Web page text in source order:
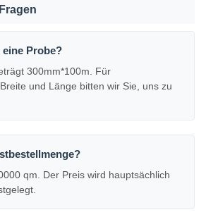
Probe?
300mm*100m. Für
und Länge bitten wir Sie, uns zu
qm. Der Preis wird hauptsächlich